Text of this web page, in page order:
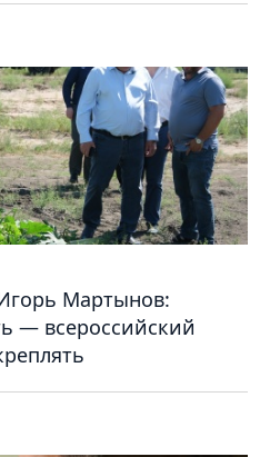
Мартынов:
— всероссийский